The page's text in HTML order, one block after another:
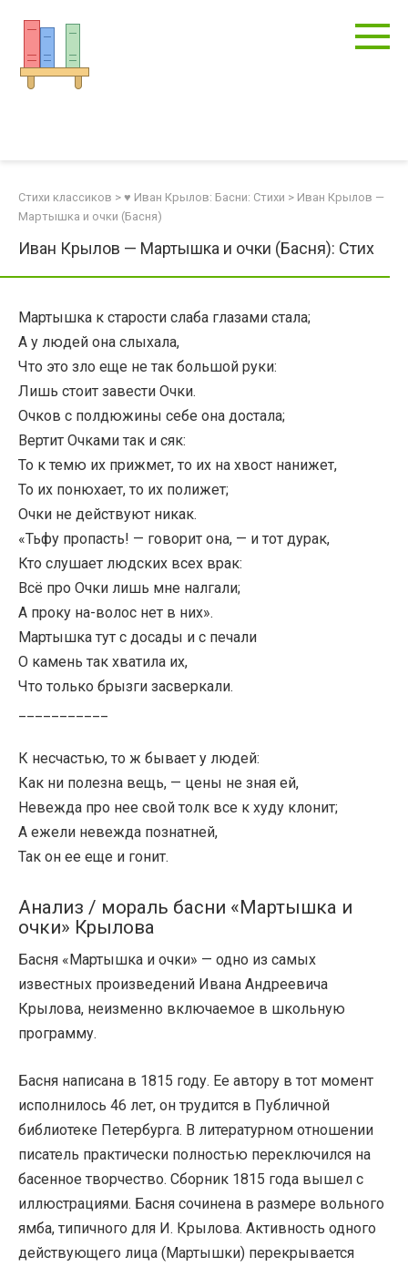
контенту
Стихи классиков > ♥ Иван Крылов: Басни: Стихи > Иван Крылов —
Мартышка и очки (Басня)
Иван Крылов — Мартышка и очки (Басня): Стих
Мартышка к старости слаба глазами стала;
А у людей она слыхала,
Что это зло еще не так большой руки:
Лишь стоит завести Очки.
Очков с полдюжины себе она достала;
Вертит Очками так и сяк:
То к темю их прижмет, то их на хвост нанижет,
То их понюхает, то их полижет;
Очки не действуют никак.
«Тьфу пропасть! — говорит она, — и тот дурак,
Кто слушает людских всех врак:
Всё про Очки лишь мне налгали;
А проку на-волос нет в них».
Мартышка тут с досады и с печали
О камень так хватила их,
Что только брызги засверкали.
К несчастью, то ж бывает у людей:
Как ни полезна вещь, — цены не зная ей,
Невежда про нее свой толк все к худу клонит;
А ежели невежда познатней,
Так он ее еще и гонит.
Анализ / мораль басни «Мартышка и
очки» Крылова
Басня «Мартышка и очки» — одно из самых
известных произведений Ивана Андреевича
Крылова, неизменно включаемое в школьную
программу.
Басня написана в 1815 году. Ее автору в тот момент
исполнилось 46 лет, он трудится в Публичной
библиотеке Петербурга. В литературном отношении
писатель практически полностью переключился на
басенное творчество. Сборник 1815 года вышел с
иллюстрациями. Басня сочинена в размере вольного
ямба, типичного для И. Крылова. Активность одного
действующего лица (Мартышки) перекрывается